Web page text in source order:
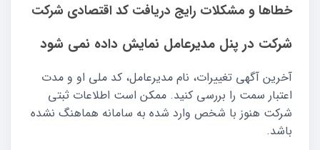
خطاها و مشکلات رایج دریافت کد اقتصادی شرکت
شرکت در پنل مدیرعامل نمایش داده نمی شود
آخرین آگهی تغییرات، نام مدیرعامل، کد ملی او و مدت
اعتبار سمت را بررسی کنید. ممکن است اطلاعات ثبتی
شرکت هنوز با شخص وارد شده به سامانه هماهنگ نشده
باشد.